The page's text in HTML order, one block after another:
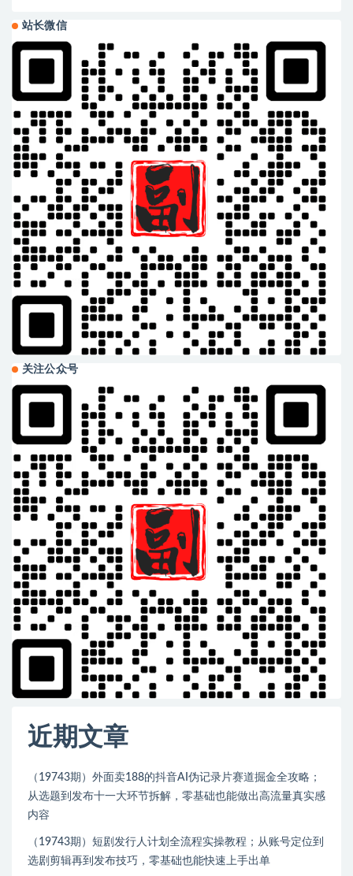
站长微信
关注公众号
近期文章
（19743期）外面卖188的抖音AI伪记录片赛道掘金全攻略；
从选题到发布十一大环节拆解，零基础也能做出高流量真实感
内容
（19743期）短剧发行人计划全流程实操教程；从账号定位到
选剧剪辑再到发布技巧，零基础也能快速上手出单